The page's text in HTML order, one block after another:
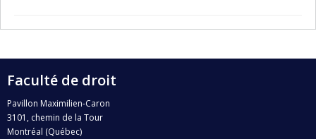
Faculté de droit
Pavillon Maximilien-Caron
3101, chemin de la Tour
Montréal (Québec)